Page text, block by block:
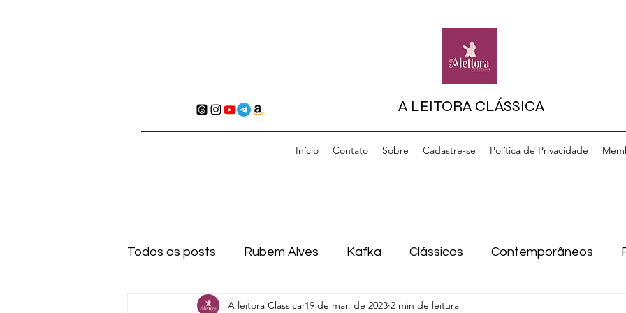
A LEITORA CLÁSSICA
Início Contato Sobre Cadastre-se Política de Privacidade
Todos os posts Rubem Alves Kafka Clássicos Contemporâneos
Ato de ler Citações Filosofia Livros de apoio
A leitora Clássica 19 de mar. de 2023 2 min de leitura